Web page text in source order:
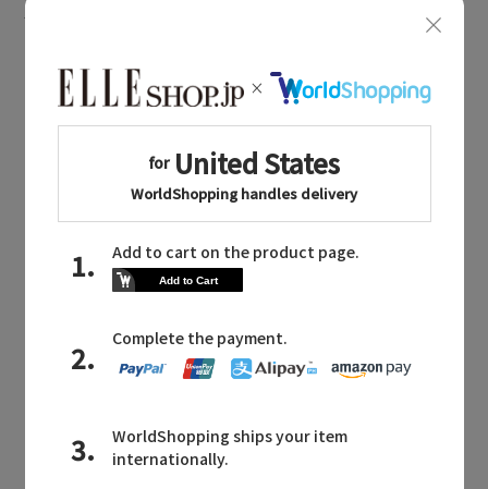
BOUGHT TOGETHER
同じブランドのアイテム
同じカテゴリのアイテム
ワンピース・チュニック
ebure NEWS